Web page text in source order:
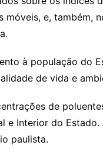
e, também,
à população do
de vida e
de
e Interior do
paulista.